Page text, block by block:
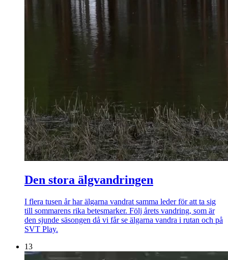
Den stora älgvandringen
I flera tusen år har älgarna vandrat samma leder för att ta sig
till sommarens rika betesmarker. Följ årets vandring, som är
den sjunde säsongen då vi får se älgarna vandra i rutan och på
SVT Play.
13